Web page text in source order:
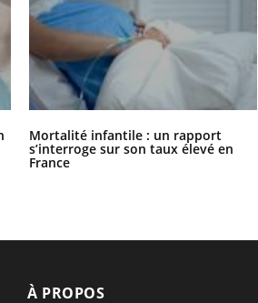
Mortalité infantile : un rapport
s’interroge sur son taux élevé en
France
À PROPOS